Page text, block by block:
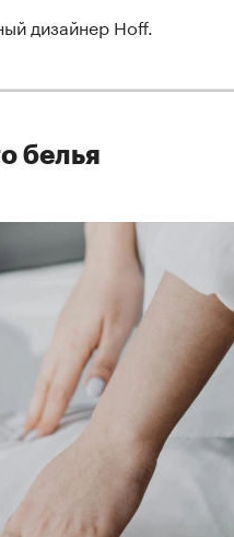
дизайнер Hoff.
белья